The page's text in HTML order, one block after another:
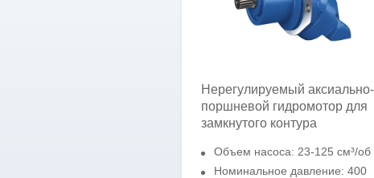
Нерегулируемый аксиально-
поршневой гидромотор для
замкнутого контура
Объем насоса: 23-125 см³/об
Номинальное давление: 400